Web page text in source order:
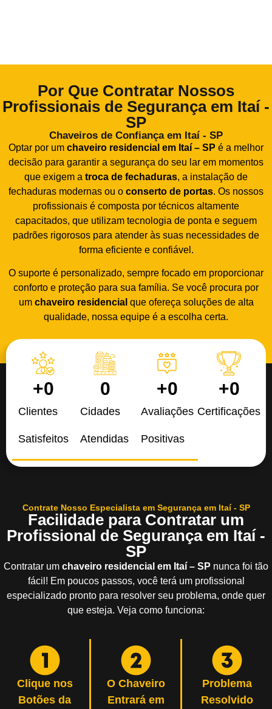
Por Que Contratar Nossos
Profissionais de Segurança em Itaí -
SP
Chaveiros de Confiança em Itaí - SP
Optar por um chaveiro residencial em Itaí – SP é a melhor
decisão para garantir a segurança do seu lar em momentos
que exigem a troca de fechaduras, a instalação de
fechaduras modernas ou o conserto de portas. Os nossos
profissionais é composta por técnicos altamente
capacitados, que utilizam tecnologia de ponta e seguem
padrões rigorosos para atender às suas necessidades de
forma eficiente e confiável.
O suporte é personalizado, sempre focado em proporcionar
conforto e proteção para sua família. Se você procura por
um chaveiro residencial que ofereça soluções de alta
qualidade, nossa equipe é a escolha certa.
Clientes
Satisfeitos
+0
Cidades
Atendidas
0
Avaliações
Positivas
+0
Certificações
+0
Contrate Nosso Especialista em Segurança em Itaí - SP
Facilidade para Contratar um
Profissional de Segurança em Itaí -
SP
Contratar um chaveiro residencial em Itaí – SP nunca foi tão
fácil! Em poucos passos, você terá um profissional
especializado pronto para resolver seu problema, onde quer
que esteja. Veja como funciona:
Clique nos
Botões da
O Chaveiro
Entrará em
Problema
Resolvido